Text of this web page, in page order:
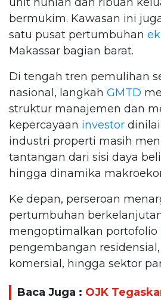
bermukim. Kawasan ini
satu pusat pertumbuhan
Makassar bagian barat.
Di tengah tren pemulihan
nasional, langkah GMTD
struktur manajemen dan
kepercayaan investor
industri properti masih
tantangan dari sisi daya
hingga dinamika
Ke depan, perseroan
pertumbuhan
mengoptimalkan portofolio
pengembangan
komersial, hingga sektor
Baca Juga : OJK